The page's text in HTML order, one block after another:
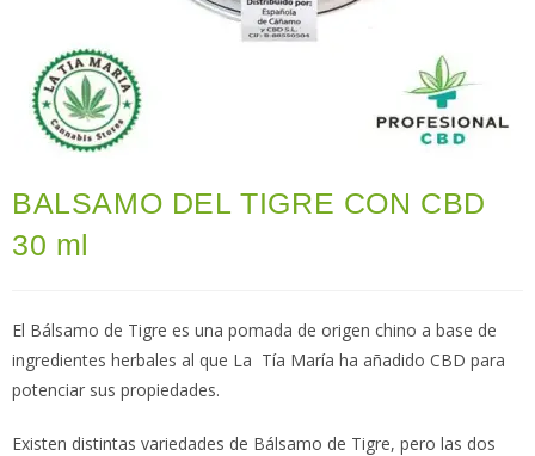
BALSAMO DEL TIGRE CON CBD
30 ml
El Bálsamo de Tigre es una pomada de origen chino a base de
ingredientes herbales al que La Tía María ha añadido CBD para
potenciar sus propiedades.
Existen distintas variedades de Bálsamo de Tigre, pero las dos